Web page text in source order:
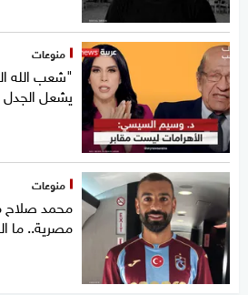
منوعات
"شعب الله
يشعل الجدل
منوعات
محمد صلاح
مصرية.. ما